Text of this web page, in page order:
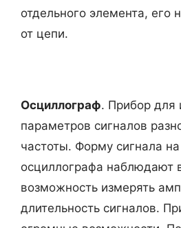
отдельного элемента, его
от цепи.
Осциллограф. Прибор для
параметров сигналов
частоты. Форму сигнала
осциллографа наблюдают
возможность измерять
длительность сигналов.